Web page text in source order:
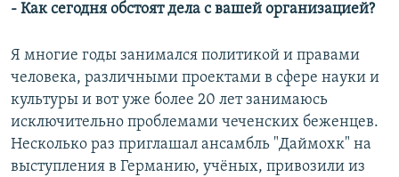
- Как сегодня обстоят дела с вашей организацией?
Я многие годы занимался политикой и правами
человека, различными проектами в сфере науки и
культуры и вот уже более 20 лет занимаюсь
исключительно проблемами чеченских беженцев.
Несколько раз приглашал ансамбль "Даймохк" на
выступления в Германию, учёных, привозили из